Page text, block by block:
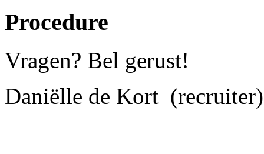
Procedure
Vragen? Bel gerust!
Daniëlle de Kort